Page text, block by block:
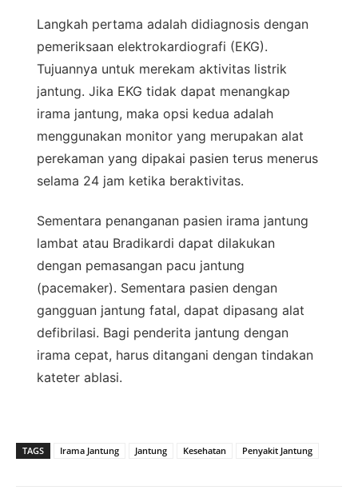
Langkah pertama adalah didiagnosis dengan
pemeriksaan elektrokardiografi (EKG).
Tujuannya untuk merekam aktivitas listrik
jantung. Jika EKG tidak dapat menangkap
irama jantung, maka opsi kedua adalah
menggunakan monitor yang merupakan alat
perekaman yang dipakai pasien terus menerus
selama 24 jam ketika beraktivitas.
Sementara penanganan pasien irama jantung
lambat atau Bradikardi dapat dilakukan
dengan pemasangan pacu jantung
(pacemaker). Sementara pasien dengan
gangguan jantung fatal, dapat dipasang alat
defibrilasi. Bagi penderita jantung dengan
irama cepat, harus ditangani dengan tindakan
kateter ablasi.
TAGS Irama Jantung Jantung Kesehatan Penyakit Jantung